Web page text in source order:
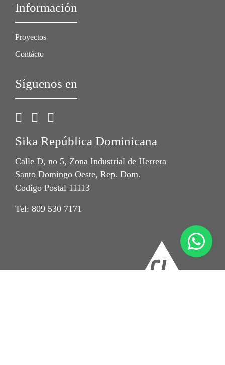
Información
Proyectos
Contácto
Síguenos en
Sika República Dominicana
Calle D, no 5, Zona Industrial de Herrera
Santo Domingo Oeste, Rep. Dom.
Codigo Postal 11113
Tel: 809 530 7171